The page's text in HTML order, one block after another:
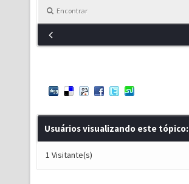
Encontrar
Usuários visualizando este tópico:
1 Visitante(s)